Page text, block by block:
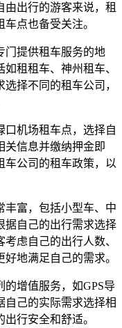
由出行的游客来说，租
点也备受关注。
门提供租车服务的地
租租车、神州租车、
择不同的租车公司，
口机场租车点，选择自
关信息并缴纳押金即
车公司的租车政策，以
丰富，包括小型车、中
据自己的出行需求选择
虑自己的出行人数、
地满足自己的需求。
增值服务，如GPS导
自己的实际需求选择相
行安全和舒适。